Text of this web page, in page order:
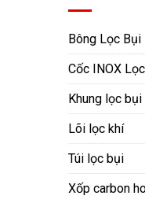
Bông Lọc Bụi
Cốc INOX
Khung lọc
Lõi lọc khí
Túi lọc bụi
Xốp carbon